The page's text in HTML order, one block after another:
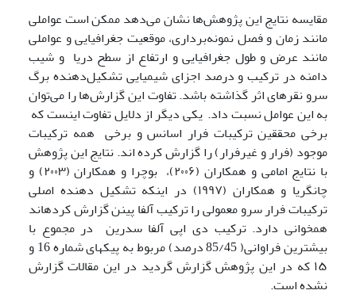
مقایسه نتایج این پژوهش‌ها نشان می‌دهد ممکن است عواملی
مانند زمان و فصل نمونه‌برداری، موقعیت جغرافیایی و عواملی
مانند عرض و طول جغرافیایی و ارتفاع از سطح دریا و شیب
دامنه در ترکیب و درصد اجزای شیمیایی تشکیل‌دهنده برگ
سرو نقره­ای اثر گذاشته باشد. تفاوت این گزارش‌ها را می‌توان
به این عوامل نسبت داد. یکی دیگر از دلایل تفاوت اینست که
برخی محققین ترکیبات فرار اسانس و برخی همه ترکیبات
موجود (فرار و غیرفرار) را گزارش کرده اند. نتایج این پژوهش
با نتایج امامی و همکاران (۲۰۰۶)، بوچرا و همکاران (۲۰۰۳) و
چانگریا و همکاران (۱۹۹۷) در اینکه تشکیل دهنده اصلی
ترکیبات فرار سرو ­معمولی را ترکیب آلفا پینن گزارش کرده­اند
همخوانی دارد. ترکیب دی اپی آلفا سدرین در مجموع با
بیشترین فراوانی( 85/45 درصد) مربوط به پیکهای شماره 16 و
۱۵ که در این پژوهش گزارش گردید در این مقالات گزارش
نشده است.